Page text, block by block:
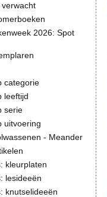
2026: Spot
categorie
leeftijd
serie
uitvoering
- Meander
kleurplaten
lesideeën
knutselideeën